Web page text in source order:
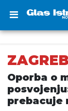
ZAGREB
Oporba o
prebacuje